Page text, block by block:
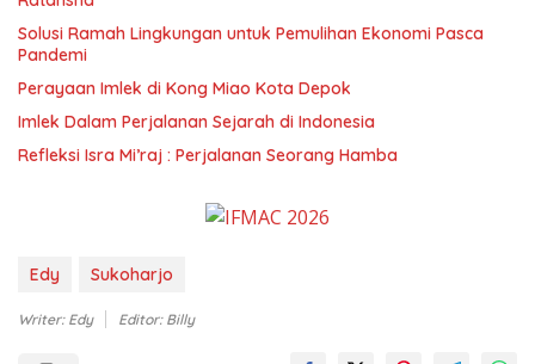
Solusi Ramah Lingkungan untuk Pemulihan Ekonomi Pasca
Pandemi
Perayaan Imlek di Kong Miao Kota Depok
Imlek Dalam Perjalanan Sejarah di Indonesia
Refleksi Isra Mi’raj : Perjalanan Seorang Hamba
Edy Sukoharjo
Writer: Edy Editor: Billy